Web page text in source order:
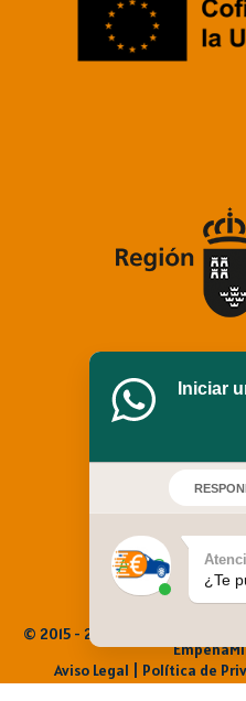
© 2015 - 2025 Empeña Mi
Aviso Legal
Política de
Iniciar
¿Te